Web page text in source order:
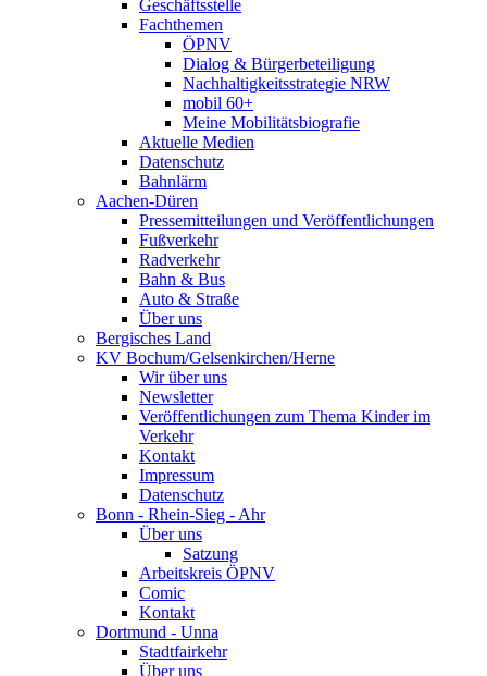
Geschäftsstelle
Fachthemen
ÖPNV
Dialog & Bürgerbeteiligung
Nachhaltigkeitsstrategie NRW
mobil 60+
Meine Mobilitätsbiografie
Aktuelle Medien
Datenschutz
Bahnlärm
Aachen-Düren
Pressemitteilungen und Veröffentlichungen
Fußverkehr
Radverkehr
Bahn & Bus
Auto & Straße
Über uns
Bergisches Land
KV Bochum/Gelsenkirchen/Herne
Wir über uns
Newsletter
Veröffentlichungen zum Thema Kinder im
Verkehr
Kontakt
Impressum
Datenschutz
Bonn - Rhein-Sieg - Ahr
Über uns
Satzung
Arbeitskreis ÖPNV
Comic
Kontakt
Dortmund - Unna
Stadtfairkehr
Über uns